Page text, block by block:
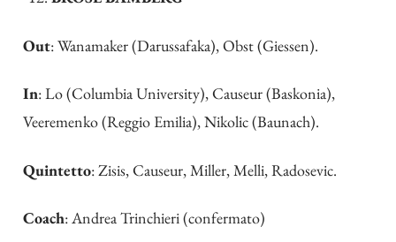
Out: Wanamaker (Darussafaka), Obst (Giessen).
In: Lo (Columbia University), Causeur (Baskonia),
Veeremenko (Reggio Emilia), Nikolic (Baunach).
Quintetto: Zisis, Causeur, Miller, Melli, Radosevic.
Coach: Andrea Trinchieri (confermato)